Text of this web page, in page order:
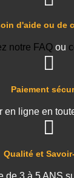
Qualité et
Paiement
en ligne en
d'aide ou de
notre FAQ ou